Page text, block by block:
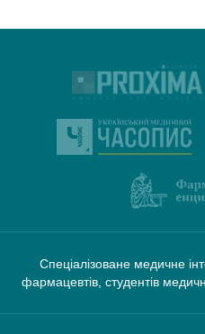
Спеціалізоване медичне
фармацевтів, студентів